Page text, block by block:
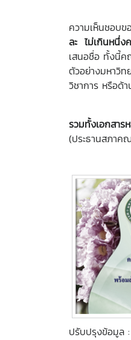
เพื่อให้เป็น
ความเห็นชอบ
ละ ไม่เกินหนึ่ง
เสนอชื่อ ทั้งนี้ค
ตัวอย่างมหาวิท
วิชาการ หรือด้
จึงเรียนมา
รวมทั้งเอกสา
(ประธานสภาค
ปรับปรุงข้อมูล